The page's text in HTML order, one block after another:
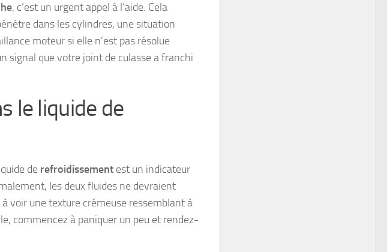
, c’est un urgent appel à l’aide. Cela
dans les cylindres, une situation
moteur si elle n’est pas résolue
signal que votre joint de culasse a franchi
le liquide de
de refroidissement est un indicateur
les deux fluides ne devraient
voir une texture crémeuse ressemblant à
commencez à paniquer un peu et rendez-